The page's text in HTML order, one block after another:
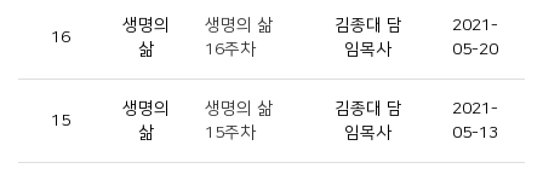
16
생명의
삶
생명의 삶
16주차
김종대 담
임목사
2021-
05-20
15
생명의
삶
생명의 삶
15주차
김종대 담
임목사
2021-
05-13